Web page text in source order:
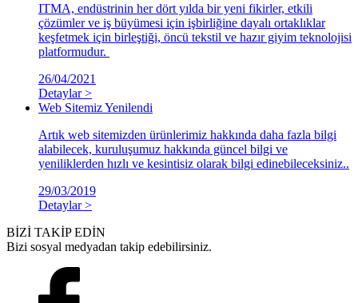
ITMA, endüstrinin her dört yılda bir yeni fikirler, etkili
çözümler ve iş büyümesi için işbirliğine dayalı ortaklıklar
keşfetmek için birleştiği, öncü tekstil ve hazır giyim teknolojisi
platformudur.
26/04/2021
Detaylar >
Web Sitemiz Yenilendi
Artık web sitemizden ürünlerimiz hakkında daha fazla bilgi
alabilecek, kuruluşumuz hakkında güncel bilgi ve
yeniliklerden hızlı ve kesintisiz olarak bilgi edinebileceksiniz..
29/03/2019
Detaylar >
BİZİ TAKİP EDİN
Bizi sosyal medyadan takip edebilirsiniz.